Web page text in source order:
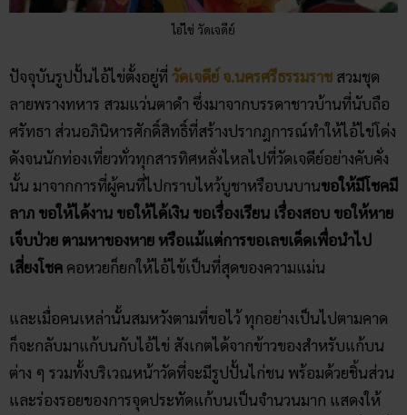
ไอ้ไข่ วัดเจดีย์
ปัจจุบันรูปปั้นไอ้ไข่ตั้งอยู่ที่ วัดเจดีย์ จ.นครศรีธรรมราช สวมชุด
ลายพรางทหาร สวมแว่นตาดำ ซึ่งมาจากบรรดาชาวบ้านที่นับถือ
ศรัทธา ส่วนอภินิหารศักดิ์สิทธิ์ที่สร้างปรากฎการณ์ทำให้ไอ้ไข่โด่ง
ดังจนนักท่องเที่ยวทั่วทุกสารทิศหลั่งไหลไปที่วัดเจดีย์อย่างคับคั่ง
นั้น มาจากการที่ผู้คนที่ไปกราบไหว้บูชาหรือบนบานขอให้มีโชคมี
ลาภ ขอให้ได้งาน ขอให้ได้เงิน ขอเรื่องเรียน เรื่องสอบ ขอให้หาย
เจ็บป่วย ตามหาของหาย หรือแม้แต่การขอเลขเด็ดเพื่อนำไป
เสี่ยงโชค คอหวยก็ยกให้ไอ้ไข้เป็นที่สุดของความแม่น
และเมื่อคนเหล่านั้นสมหวังตามที่ขอไว้ ทุกอย่างเป็นไปตามคาด
ก็จะกลับมาแก้บนกับไอ้ไข่ สังเกตได้จากข้าวของสำหรับแก้บน
ต่าง ๆ รวมทั้งบริเวณหน้าวัดที่จะมีรูปปั้นไก่ชน พร้อมด้วยชิ้นส่วน
และร่องรอยของการจุดประทัดแก้บนเป็นจำนวนมาก แสดงให้